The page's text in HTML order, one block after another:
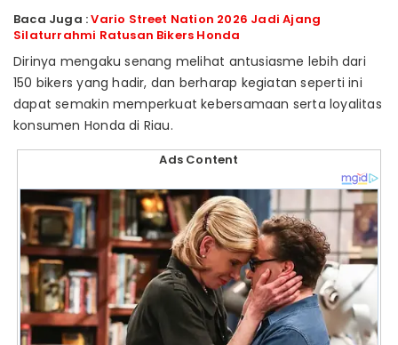
Baca Juga :Vario Street Nation 2026 Jadi Ajang
Silaturrahmi Ratusan Bikers Honda
Dirinya mengaku senang melihat antusiasme lebih dari
150 bikers yang hadir, dan berharap kegiatan seperti ini
dapat semakin memperkuat kebersamaan serta loyalitas
konsumen Honda di Riau.
Ads Content